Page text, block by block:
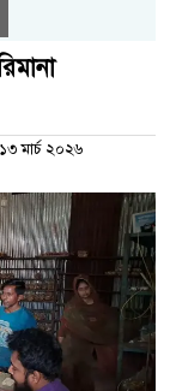
মার্চ ২০২৬